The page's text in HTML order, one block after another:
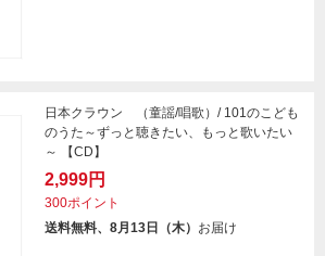
日本クラウン （童謡/唱歌）/ 101のこども
のうた～ずっと聴きたい、もっと歌いたい
～ 【CD】
2,999円
300ポイント
送料無料、8月13日（木） お届け